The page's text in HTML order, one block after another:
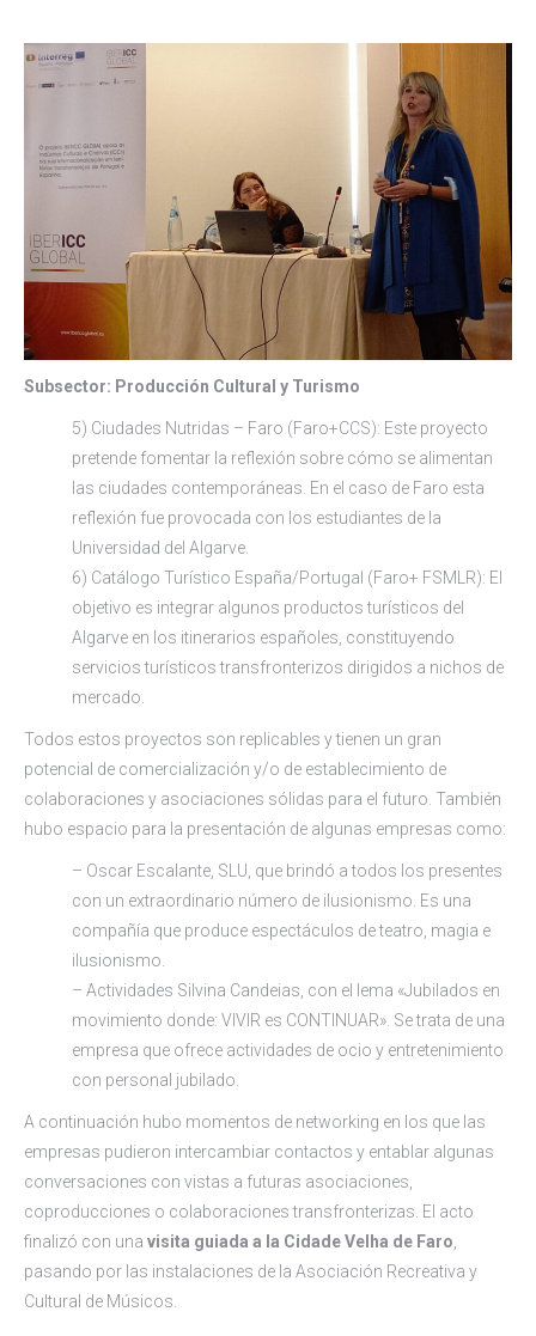
Subsector: Producción Cultural y Turismo
5) Ciudades Nutridas – Faro (Faro+CCS): Este proyecto
pretende fomentar la reflexión sobre cómo se alimentan
las ciudades contemporáneas. En el caso de Faro esta
reflexión fue provocada con los estudiantes de la
Universidad del Algarve.
6) Catálogo Turístico España/Portugal (Faro+ FSMLR): El
objetivo es integrar algunos productos turísticos del
Algarve en los itinerarios españoles, constituyendo
servicios turísticos transfronterizos dirigidos a nichos de
mercado.
Todos estos proyectos son replicables y tienen un gran
potencial de comercialización y/o de establecimiento de
colaboraciones y asociaciones sólidas para el futuro. También
hubo espacio para la presentación de algunas empresas como:
– Oscar Escalante, SLU, que brindó a todos los presentes
con un extraordinario número de ilusionismo. Es una
compañía que produce espectáculos de teatro, magia e
ilusionismo.
– Actividades Silvina Candeias, con el lema «Jubilados en
movimiento donde: VIVIR es CONTINUAR». Se trata de una
empresa que ofrece actividades de ocio y entretenimiento
con personal jubilado.
A continuación hubo momentos de networking en los que las
empresas pudieron intercambiar contactos y entablar algunas
conversaciones con vistas a futuras asociaciones,
coproducciones o colaboraciones transfronterizas. El acto
finalizó con una visita guiada a la Cidade Velha de Faro
pasando por las instalaciones de la Asociación Recreativa y
Cultural de Músicos.